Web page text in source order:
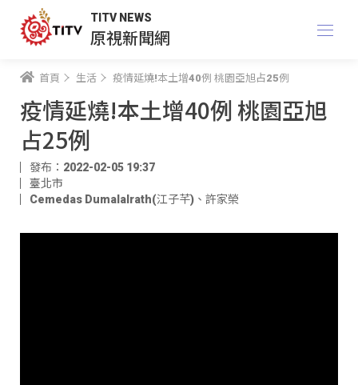
TITV NEWS
原視新聞網
首頁 生活 疫情延燒!本土增40例 桃園亞旭占25例
疫情延燒!本土增40例 桃園亞旭
占25例
發布：2022-02-05 19:37
臺北市
Cemedas Dumalalrath(江子芊) 、 許家榮